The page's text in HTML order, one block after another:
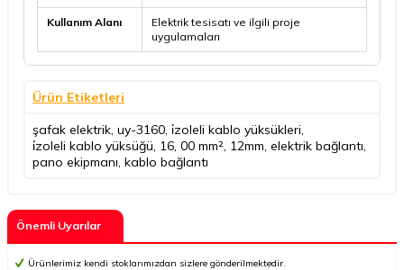
Kullanım Alanı
Elektrik tesisatı ve ilgili proje
uygulamaları
Ürün Etiketleri
şafak elektrik, uy-3160, i̇zoleli kablo yüksükleri,
i̇zoleli kablo yüksüğü, 16, 00 mm², 12mm, elektrik bağlantı,
pano ekipmanı, kablo bağlantı
Önemli Uyarılar
Ürünlerimiz kendi stoklarımızdan sizlere gönderilmektedir.